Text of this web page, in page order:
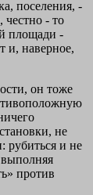
поселения, -
честно - то
площади -
и, наверное,
он тоже
не
рубиться и не
против